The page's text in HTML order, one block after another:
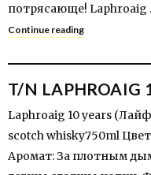
потрясающе! Laphroaig
Continue reading
T/N LAPHROAIG
Laphroaig 10 years
scotch whisky750ml
Аромат: За плотным